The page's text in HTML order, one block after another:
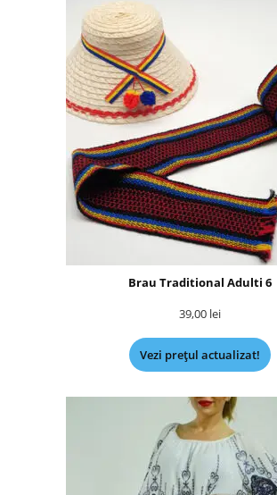
Brau Traditional Adulti 6
39,00 lei
Vezi prețul actualizat!